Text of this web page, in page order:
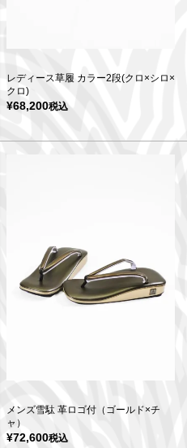
レディース草履 カラー2段(クロ×シロ×
クロ)
¥68,200税込
メンズ雪駄 革ロゴ付（ゴールド×チ
ャ）
¥72,600税込